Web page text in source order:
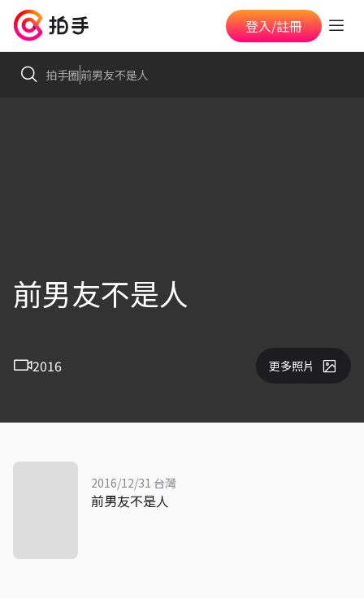
登入/註冊
拍手圈前男友不是人
前男友不是人
2016 更多照片
2016/12/31 台灣
前男友不是人